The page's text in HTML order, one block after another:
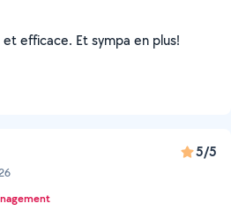
efficace. Et sympa en plus!
5/5